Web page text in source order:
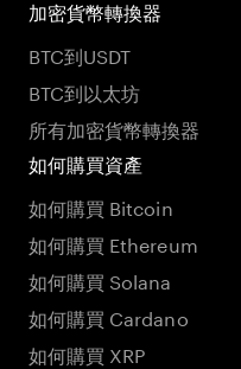
加密貨幣轉換器
BTC到USDT
BTC到以太坊
所有加密貨幣轉換器
如何購買資產
如何購買 Bitcoin
如何購買 Ethereum
如何購買 Solana
如何購買 Cardano
如何購買 XRP